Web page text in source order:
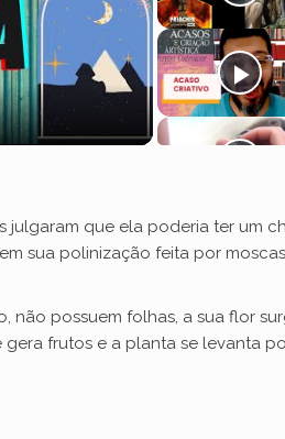
que ela poderia ter um
sua polinização feita por
possuem folhas, a sua flor
frutos e a planta se levanta